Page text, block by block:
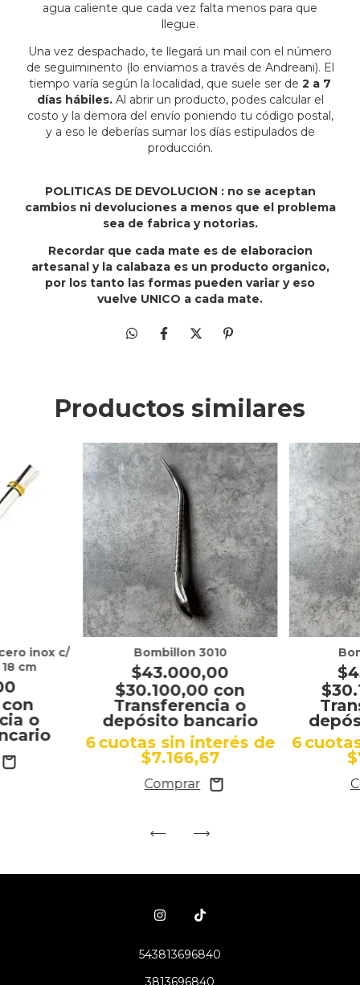
agua caliente que cada vez falta menos para que
llegue.
Una vez despachado, te llegará un mail con el número
de seguiminento (lo enviamos a través de Andreani). El
tiempo varía según la localidad, que suele ser de 2 a 7
días hábiles.Al abrir un producto, podes calcular el
costo y la demora del envío poniendo tu código postal,
y a eso le deberías sumar los días estipulados de
producción.
POLITICAS DE DEVOLUCION : no se aceptan
cambios ni devoluciones a menos que el problema
sea de fabrica y notorias.
Recordar que cada mate es de elaboracion
artesanal y la calabaza es un producto organico,
por los tanto las formas pueden variar y eso
vuelve UNICO a cada mate.
Productos similares
inox c/
cm
con
o
Bombillon 3010
$43.000,00
$30.100,00 con
Transferencia o
depósito bancario
6cuotas sin interés de
$7.166,67
6
543813696840
3813696840